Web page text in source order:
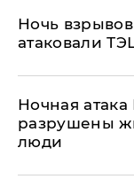
​Ночь
атаковали
​Ночная
разрушены
люди